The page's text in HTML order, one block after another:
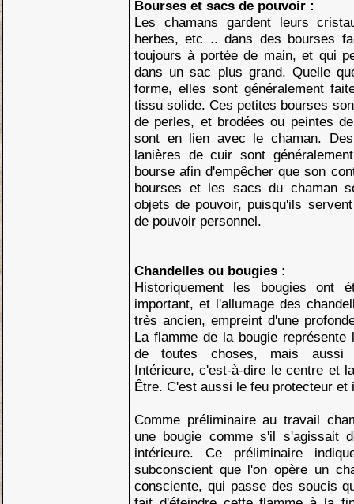
Bourses et sacs de pouvoir :
Les chamans gardent leurs
herbes, etc .. dans des bourses
toujours à portée de main, et qui
dans un sac plus grand. Quelle
forme, elles sont généralement
tissu solide. Ces petites bourses
de perles, et brodées ou peintes
sont en lien avec le chaman.
lanières de cuir sont
bourse afin d'empêcher que son
bourses et les sacs du chaman
objets de pouvoir, puisqu'ils
de pouvoir personnel.
Chandelles ou bougies :
Historiquement les bougies ont
important, et l'allumage des
très ancien, empreint d'une
La flamme de la bougie
de toutes choses, mais aussi
Intérieure, c'est-à-dire le centre et
Être. C'est aussi le feu protecteur et
Comme préliminaire au travail
une bougie comme s'il s'agissait
intérieure. Ce préliminaire
subconscient que l'on opère un
consciente, qui passe des soucis